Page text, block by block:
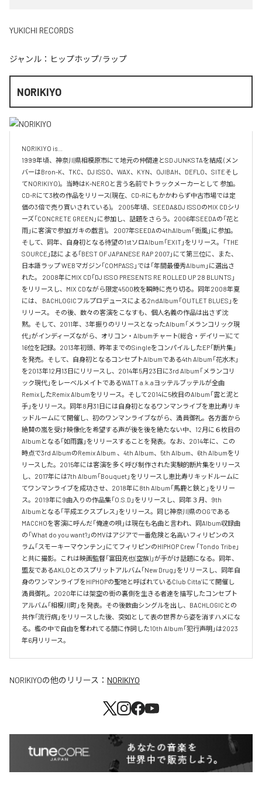
YUKICHI RECORDS
ジャンル： ヒップホップ/ラップ
NORIKIYO
NORIKIYO is...
1999年頃、神奈川県相模原市にて地元の仲間達とSD JUNKSTAを結成 (メン
バーはBron-K、TKC、DJ ISSO、WAX、KYN、OJIBAH、DEFLO、SITEそし
てNORIKIYO)。当時はK-NEROと言う名前でトラックメーカーとして 参加。
CD-Rにて3枚の作品をリリース(現在、CD-Rにもかかわらず中古市場では定
価の3倍で売り買いされている)。 2005年頃、SEEDA&DJ ISSOのMIX CDシリ
ーズ「CONCRETE GREEN」に参加し、話題をさらう。2006年SEEDAの「花と
雨」に客演で参加(ガキの戯言)。 2007年SEEDAの4thAlbum「街風」に参加。
そして、同年、自身初となる待望の1stソロAlbum「EXIT」をリリース。「THE
SOURCE」誌に よる「BEST OF JAPANESE RAP 2007」にて第三位に、また、
日本語ラップ WEBマガジン「COMPASS」では「年間最優秀Album」に選出さ
れた。 2008年にMIX CD「DJ ISSO PRESENTS RE ROLLED UP 28 BLUNTS」
をリリースし、MIX CDながら限定4500枚を瞬時に売り切る。同年2008年夏
には、 BACHLOGICフルプロデュースによる2ndAlbum「OUTLET BLUES」を
リリース。 その後、数々の客演をこなすも、個人名義の作品は出さず沈
黙。そして、2011年、3年振りのリリースとなったAlbum「メランコリック現
代」がインディーズながら、オリコン・Albumチャート(総合・デイリー)にて
16位を記録。2013年初頭、昨年までのSingleをコンパイルしたEP「断片集」
を発売。そして、自身初となるコンセプトAlbumである4th Album「花水木」
を2013年12月13日にリリースし、2014年5月23日に3rd Album「メランコリ
ック現代」をレーベルメイトであるWATT a.k.aヨッテルブッテルが全曲
RemixしたRemix Albumをリリース。そして2014に5枚目のAlbum「雲と泥と
手」をリリース。同年8月31日には自身初となるワンマンライブを恵比寿リキ
ッドルームにて開催し、初のワンマンライブながら、満員御礼。各方面から
絶賛の嵐を受け映像化を希望する声が後を後を絶たない中、12月に６枚目の
Albumとなる「如雨露」をリリースすることを発表。なお、2014年に、この
時点で3rd AlbumのRemix Album 、4th Album、5th Album、6th Albumをリ
リースした。2015年には客演を多く呼び制作された実験的断片集をリリース
し、2017年には7th Album「Bouquet」をリリースし恵比寿リキッドルームに
てワンマンライブを成功させ、2018年に8th Album「馬鹿と鋏と」をリリー
ス。2019年に9曲入りの作品集「O.S.D」をリリースし、同年３月、9th
Albumとなる「平成エクスプレス」をリリース。同じ神奈川県のOGである
MACCHOを客演に呼んだ「俺達の唄」は現在も名曲と言われ、同Album収録曲
の「What do you want?」のMVはアジアで一番危険と名高いフィリピンのス
ラム「スモーキーマウンテン」にてフィリピンのHIPHOP Crew 「Tondo Tribe」
と共に撮影。これは映画監督「富田克也(空族)」が手がけ話題になる。同年、
盟友であるAKLOとのスプリットアルバム「New Drug」をリリースし、同年自
身のワンマンライブをHIPHOPの聖地と呼ばれているClub Citta’にて開催し
満員御礼。2020年には架空の街の裏側を生きる者達を描写したコンセプト
アルバム「相模川町」を発表。その後数曲シングルを出し、BACHLOGICとの
共作「流行病」をリリースした後、突如として表の世界から姿を消すハメにな
る。檻の中で自由を奪われてる間に作詞した10th Album「犯行声明」は2023
年6月リリース。
NORIKIYOの他のリリース： NORIKIYO